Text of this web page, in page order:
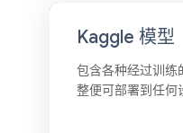
Kaggle 模型
包含各种经过训练
整便可部署到任何